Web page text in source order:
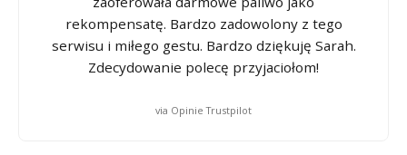
rekompensatę. Bardzo zadowolony z tego
serwisu i miłego gestu. Bardzo dziękuję Sarah.
Zdecydowanie polecę przyjaciołom!
via Opinie Trustpilot